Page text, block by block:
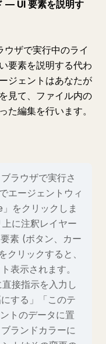
— UI 要素を説明す
ザで実行中のライ
要素を説明する代わ
ジェントはあなたが
見て、ファイル内の
た編集を行います。
ラウザで実行さ
エージェントウィ
をクリックしま
に注釈レイヤー
素 (ボタン、カー
クリックすると、
表示されます。
接指示を入力し
する」「このテ
トのデータに置
ランドカラーに